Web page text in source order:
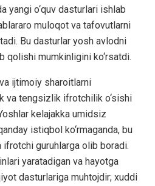
yangi o‘quv dasturlari ishlab
muloqot va tafovutlarni
Bu dasturlar yosh avlodni
qolishi mumkinligini ko‘rsatdi.
ijtimoiy sharoitlarni
va tengsizlik ifrotchilik o‘sishi
kelajakka umidsiz
istiqbol ko‘rmaganda, bu
ifrotchi guruhlarga olib boradi.
yaratadigan va hayotga
dasturlariga muhtojdir; xuddi